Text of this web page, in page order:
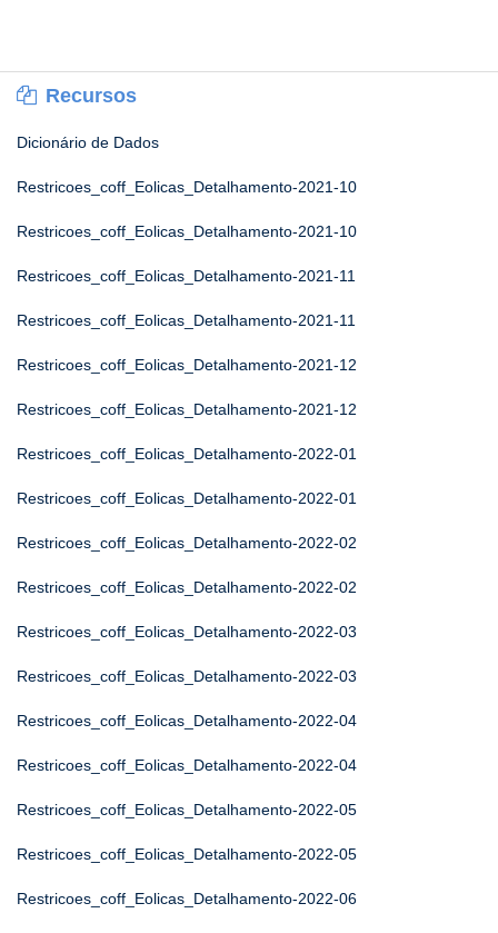
Recursos
Dicionário de Dados
Restricoes_coff_Eolicas_Detalhamento-2021-10
Restricoes_coff_Eolicas_Detalhamento-2021-10
Restricoes_coff_Eolicas_Detalhamento-2021-11
Restricoes_coff_Eolicas_Detalhamento-2021-11
Restricoes_coff_Eolicas_Detalhamento-2021-12
Restricoes_coff_Eolicas_Detalhamento-2021-12
Restricoes_coff_Eolicas_Detalhamento-2022-01
Restricoes_coff_Eolicas_Detalhamento-2022-01
Restricoes_coff_Eolicas_Detalhamento-2022-02
Restricoes_coff_Eolicas_Detalhamento-2022-02
Restricoes_coff_Eolicas_Detalhamento-2022-03
Restricoes_coff_Eolicas_Detalhamento-2022-03
Restricoes_coff_Eolicas_Detalhamento-2022-04
Restricoes_coff_Eolicas_Detalhamento-2022-04
Restricoes_coff_Eolicas_Detalhamento-2022-05
Restricoes_coff_Eolicas_Detalhamento-2022-05
Restricoes_coff_Eolicas_Detalhamento-2022-06